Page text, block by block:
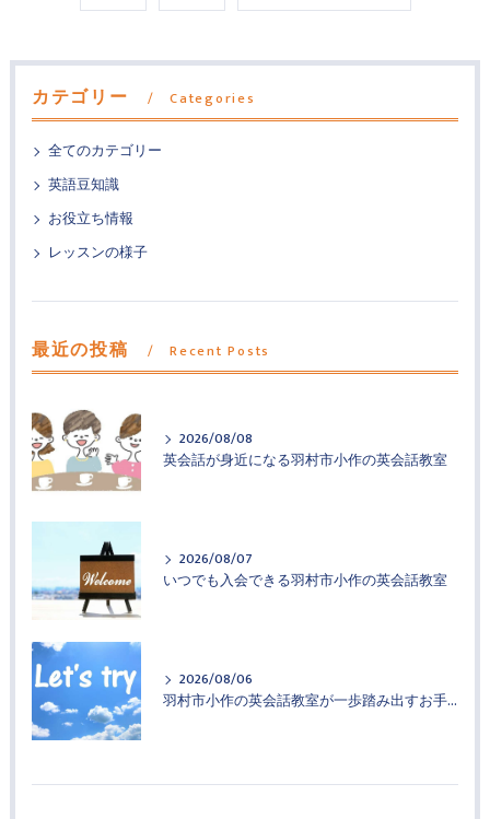
カテゴリー Categories
全てのカテゴリー
英語豆知識
お役立ち情報
レッスンの様子
最近の投稿 Recent Posts
2026/08/08
英会話が身近になる羽村市小作の英会話教室
2026/08/07
いつでも入会できる羽村市小作の英会話教室
2026/08/06
羽村市小作の英会話教室が一歩踏み出すお手伝い